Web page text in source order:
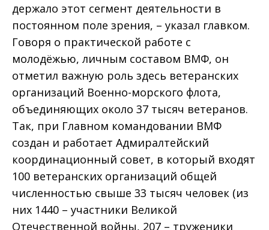
держало этот сегмент деятельности в
постоянном поле зрения, – указал главком.
Говоря о практической работе с
молодёжью, личным составом ВМФ, он
отметил важную роль здесь ветеранских
организаций Военно-морского флота,
объединяющих около 37 тысяч ветеранов.
Так, при Главном командовании ВМФ
создан и работает Адмиралтейский
координационный совет, в который входят
100 ветеранских организаций общей
численностью свыше 33 тысяч человек (из
них 1440 – участники Великой
Отечественной войны, 207 – труженики